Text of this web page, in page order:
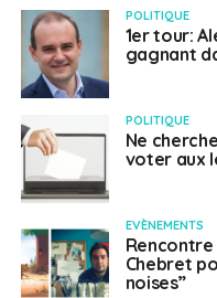
POLITIQUE
1er tour:
gagnant
POLITIQUE
Ne
voter aux
EVÈNEMENTS
Chebret
noises”